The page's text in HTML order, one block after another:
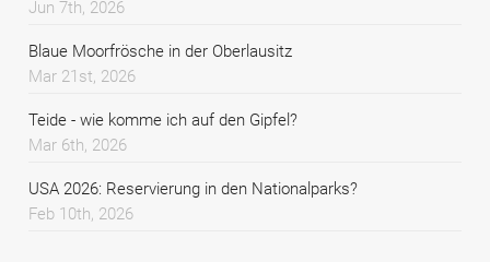
Jun 7th, 2026
Blaue Moorfrösche in der Oberlausitz
Mar 21st, 2026
Teide - wie komme ich auf den Gipfel?
Mar 6th, 2026
USA 2026: Reservierung in den Nationalparks?
Feb 10th, 2026